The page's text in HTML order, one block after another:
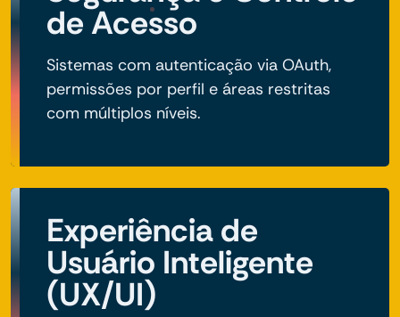
de Acesso
Sistemas com autenticação via OAuth,
permissões por perfil e áreas restritas
com múltiplos níveis.
Experiência de
Usuário Inteligente
(UX/UI)